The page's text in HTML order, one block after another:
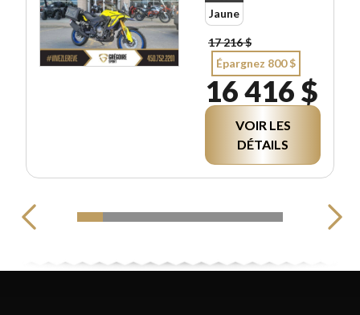
Jaune
17 216 $
Épargnez 800 $
16 416 $
VOIR LES
DÉTAILS